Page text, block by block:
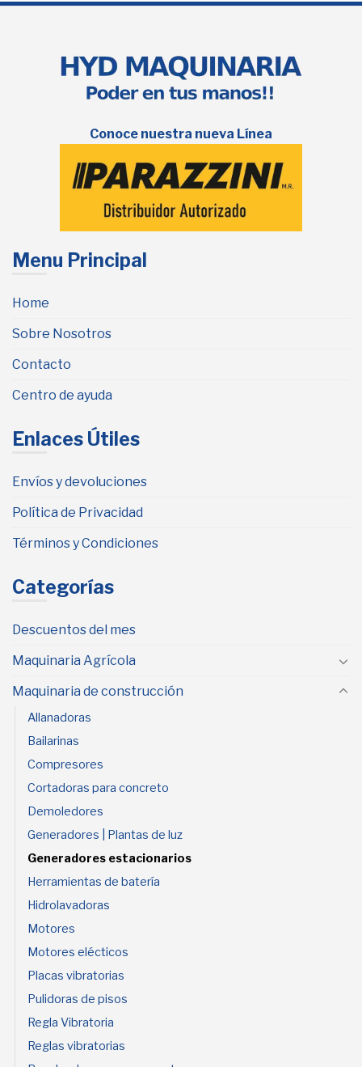
Conoce nuestra nueva Línea
Menu Principal
Home
Sobre Nosotros
Contacto
Centro de ayuda
Enlaces Útiles
Envíos y devoluciones
Política de Privacidad
Términos y Condiciones
Categorías
Descuentos del mes
Maquinaria Agrícola
Maquinaria de construcción
Allanadoras
Bailarinas
Compresores
Cortadoras para concreto
Demoledores
Generadores | Plantas de luz
Generadores estacionarios
Herramientas de batería
Hidrolavadoras
Motores
Motores elécticos
Placas vibratorias
Pulidoras de pisos
Regla Vibratoria
Reglas vibratorias